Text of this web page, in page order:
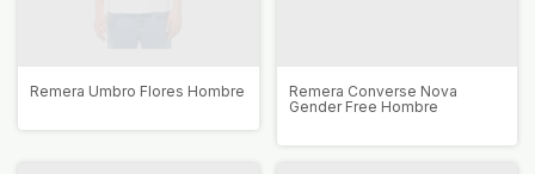
Remera Umbro Flores Hombre
Remera Converse Nova
Gender Free Hombre